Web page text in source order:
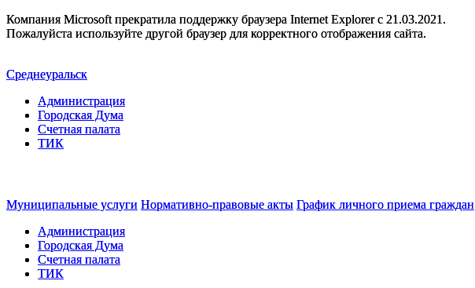
Компания Microsoft прекратила поддержку браузера Internet Explorer c 21.03.2021.
Пожалуйста используйте другой браузер для корректного отображения сайта.
Среднеуральск
Администрация
Городская Дума
Счетная палата
ТИК
Муниципальные услуги Нормативно-правовые акты График личного приема граждан
Администрация
Городская Дума
Счетная палата
ТИК